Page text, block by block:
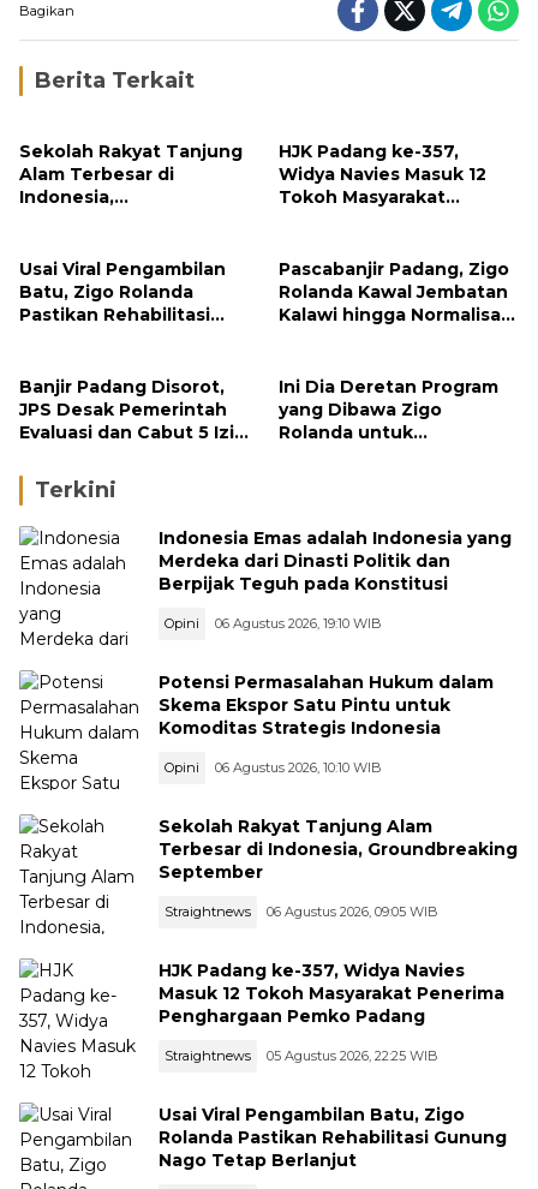
Bagikan
Berita Terkait
Sekolah Rakyat Tanjung
Alam Terbesar di
Indonesia,
HJK Padang ke-357,
Widya Navies Masuk 12
Tokoh Masyarakat
Usai Viral Pengambilan
Batu, Zigo Rolanda
Pastikan Rehabilitasi
Pascabanjir Padang, Zigo
Rolanda Kawal Jembatan
Kalawi hingga Normalisasi
Banjir Padang Disorot,
JPS Desak Pemerintah
Evaluasi dan Cabut 5 Izin
Ini Dia Deretan Program
yang Dibawa Zigo
Rolanda untuk
Terkini
Indonesia Emas adalah Indonesia yang
Merdeka dari Dinasti Politik dan
Berpijak Teguh pada Konstitusi
Opini 06 Agustus 2026, 19:10 WIB
Potensi Permasalahan Hukum dalam
Skema Ekspor Satu Pintu untuk
Komoditas Strategis Indonesia
Opini 06 Agustus 2026, 10:10 WIB
Sekolah Rakyat Tanjung Alam
Terbesar di Indonesia, Groundbreaking
September
Straightnews 06 Agustus 2026, 09:05 WIB
HJK Padang ke-357, Widya Navies
Masuk 12 Tokoh Masyarakat Penerima
Penghargaan Pemko Padang
Straightnews 05 Agustus 2026, 22:25 WIB
Usai Viral Pengambilan Batu, Zigo
Rolanda Pastikan Rehabilitasi Gunung
Nago Tetap Berlanjut